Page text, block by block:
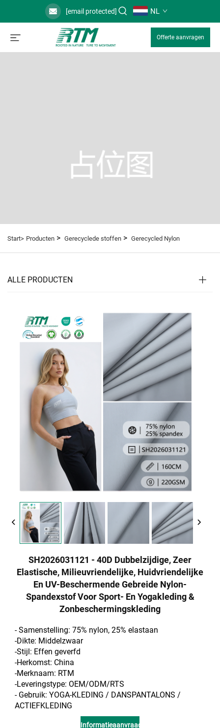
[email protected] NL
Offerte aanvragen
Start> Producten > Gerecyclede stoffen > Gerecycled Nylon
ALLE PRODUCTEN
SH2026031121 - 40D Dubbelzijdige, Zeer
Elastische, Milieuvriendelijke, Huidvriendelijke
En UV-Beschermende Gebreide Nylon-
Spandexstof Voor Sport- En Yogakleding &
Zonbeschermingskleding
- Samenstelling: 75% nylon, 25% elastaan
-Dikte: Middelzwaar
-Stijl: Effen geverfd
-Herkomst: China
-Merknaam: RTM
-Leveringstype: OEM/ODM/RTS
- Gebruik: YOGA-KLEDING / DANSPANTALONS /
ACTIEFKLEDING
Informatieaanvraag